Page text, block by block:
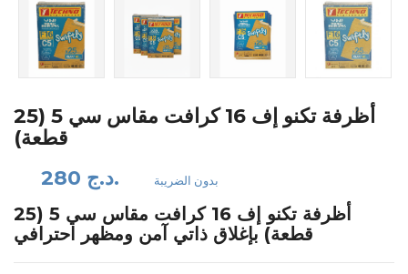
أظرفة تكنو إف 16 كرافت مقاس سي 5 (25
قطعة)
280 د.ج.
بدون الضريبة
أظرفة تكنو إف 16 كرافت مقاس سي 5 (25
قطعة) بإغلاق ذاتي آمن ومظهر احترافي